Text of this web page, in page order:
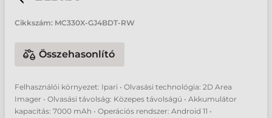
Cikkszám: MC330X-GJ4BDT-RW
Összehasonlító
Felhasználói környezet: Ipari • Olvasási technológia: 2D Area
Imager • Olvasási távolság: Közepes távolságú • Akkumulátor
kapacitás: 7000 mAh • Operációs rendszer: Android 11 •